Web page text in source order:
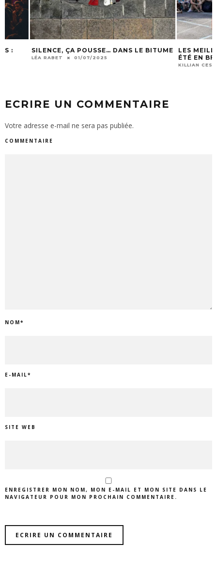
SILENCE, ÇA POUSSE… DANS LE BITUME
LÉA RABET 01/07/2025
LES MEILLEURS
ÉTÉ EN BFC
KILLIAN CESTARI
ECRIRE UN COMMENTAIRE
Votre adresse e-mail ne sera pas publiée.
COMMENTAIRE
NOM*
E-MAIL*
SITE WEB
ENREGISTRER MON NOM, MON E-MAIL ET MON SITE DANS LE
NAVIGATEUR POUR MON PROCHAIN COMMENTAIRE.